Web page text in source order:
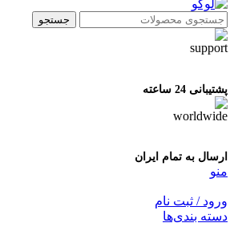
جستجو
پشتیبانی 24 ساعته
ارسال به تمام ایران
منو
ورود / ثبت نام
دسته بندی‌ها